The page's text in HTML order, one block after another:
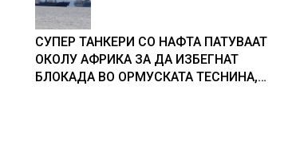
СУПЕР ТАНКЕРИ СО НАФТА ПАТУВААТ
ОКОЛУ АФРИКА ЗА ДА ИЗБЕГНАТ
БЛОКАДА ВО ОРМУСКАТА ТЕСНИНА,